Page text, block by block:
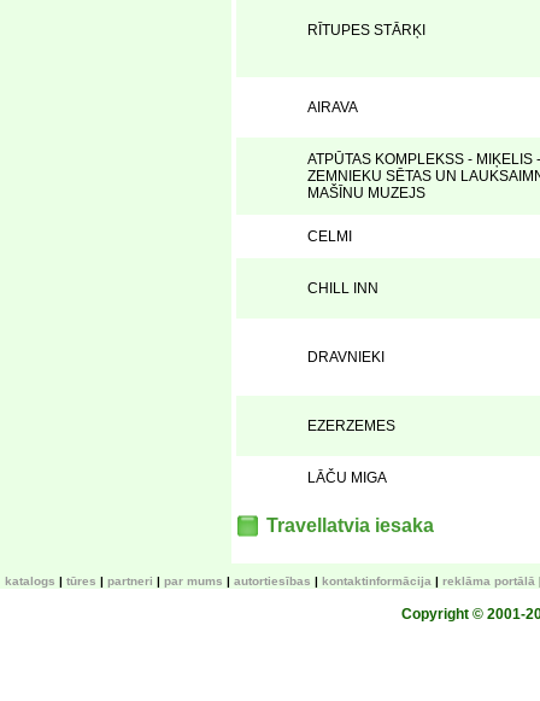
RĪTUPES STĀRĶI
AIRAVA
ATPŪTAS KOMPLEKSS - MIĶELIS -
ZEMNIEKU SĒTAS UN
MAŠĪNU MUZEJS
CELMI
CHILL INN
DRAVNIEKI
EZERZEMES
LĀČU MIGA
Travellatvia iesaka
katalogs tūres partneri par mums autortiesības kontaktinformācija reklāma portālā
Copyright © 2001-